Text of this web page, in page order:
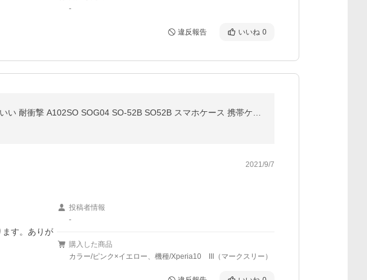
-
違反報告 いいね 0
2021/9/7
す。ありが
投稿者情報
-
購入した商品
カラー/ピンク×イエロー、機種/Xperia10 III（マークスリー）